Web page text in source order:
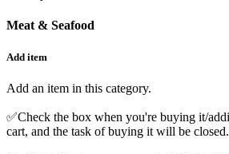
Meat & Seafood
Add item
Add an item in this category.
✅Check the box when you're buying it/
cart, and the task of buying it will be closed.